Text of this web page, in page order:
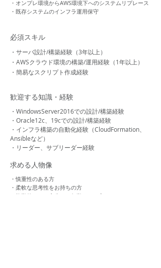
・オンプレ環境からAWS環境下へのシステムリプレース
・既存システムのインフラ運用保守
必須スキル
・サーバ設計/構築経験（3年以上）
・AWSクラウド環境の構築/運用経験（1年以上）
・簡易なスクリプト作成経験
歓迎する知識・経験
・WindowsServer2016での設計/構築経験
・Oracle12c、19cでの設計/構築経験
・インフラ構築の自動化経験（CloudFormation、
Ansibleなど）
・リーダー、サブリーダー経験
求める人物像
・慎重性のある方
・柔軟な思考性をお持ちの方
・能動的かつ、率先して行動できる方